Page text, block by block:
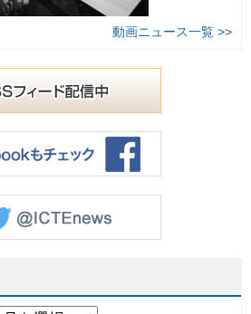
動画ニュース一覧 >>